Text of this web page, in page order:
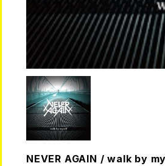
NEVER AGAIN / walk by